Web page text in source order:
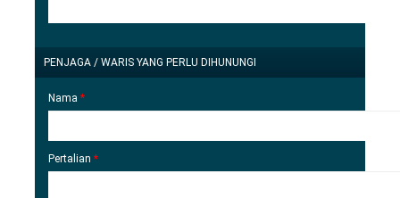
SELINDUNGKAN
PENJAGA / WARIS YANG PERLU DIHUNUNGI
Nama*
Pertalian*